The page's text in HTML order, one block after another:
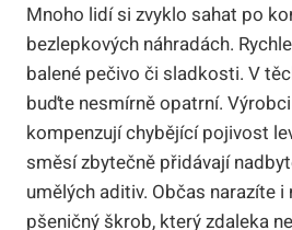
Mnoho lidí si zvyklo sahat po
bezlepkových náhradách.
balené pečivo či sladkosti. V
buďte nesmírně opatrní.
kompenzují chybějící pojivost
směsí zbytečně přidávají
umělých aditiv. Občas narazíte
pšeničný škrob, který zdaleka